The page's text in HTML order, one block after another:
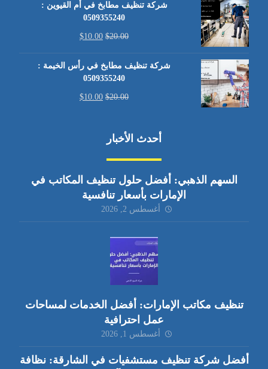
شركة تنظيف مطابخ في أم القيوين :
0509355240
$20.00
$10.00
شركة تنظيف مطابخ في رأس الخيمة :
0509355240
$20.00
$10.00
أحدث الأخبار
السهم الذهبي: أفضل حلول تنظيف المكاتب في
الإمارات بأسعار تنافسية
أغسطس 2, 2026
تنظيف مكاتب الإمارات: أفضل الخدمات لمساحات
عمل احترافية
أغسطس 1, 2026
أفضل شركة تنظيف مستشفيات في الشارقة: نظافة